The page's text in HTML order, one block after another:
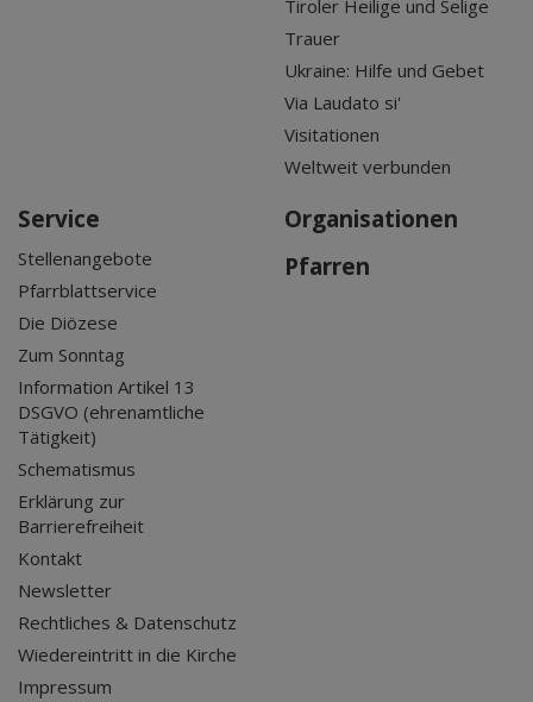
Tiroler Heilige und Selige
Trauer
Ukraine: Hilfe und Gebet
Via Laudato si'
Visitationen
Weltweit verbunden
Service
Stellenangebote
Pfarrblattservice
Die Diözese
Zum Sonntag
Information Artikel 13
DSGVO (ehrenamtliche
Tätigkeit)
Schematismus
Erklärung zur
Barrierefreiheit
Kontakt
Newsletter
Rechtliches & Datenschutz
Wiedereintritt in die Kirche
Impressum
Organisationen
Pfarren